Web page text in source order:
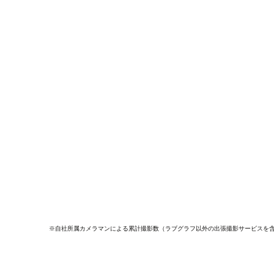
※自社所属カメラマンによる累計撮影数（ラブグラフ以外の出張撮影サービスを